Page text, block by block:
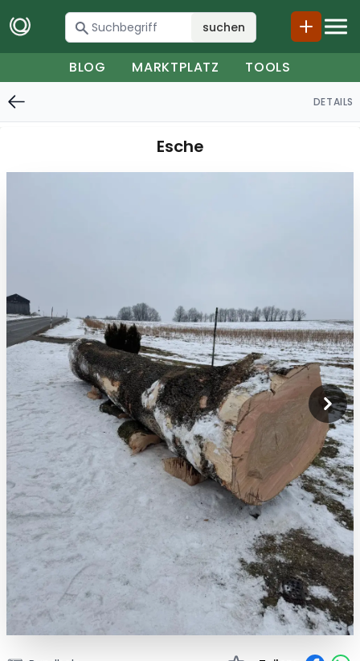
suchen
BLOG MARKTPLATZ TOOLS
DETAILS
Esche